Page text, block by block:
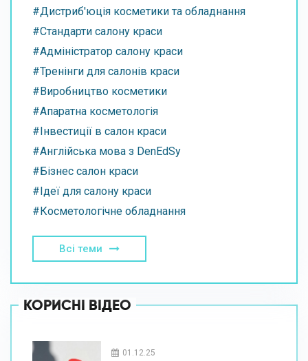
#Дистриб'юція косметики та обладнання
#Стандарти салону краси
#Адміністратор салону краси
#Тренінги для салонів краси
#Виробництво косметики
#Апаратна косметологія
#Інвестиції в салон краси
#Англійська мова з DenEdSy
#Бізнес салон краси
#Ідеї для салону краси
#Косметологічне обладнання
Всі теми
КОРИСНІ ВІДЕО
01.12.25